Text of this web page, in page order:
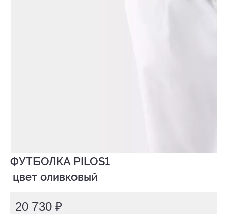
ФУТБОЛКА PILOS1
цвет оливковый
20 730 ₽